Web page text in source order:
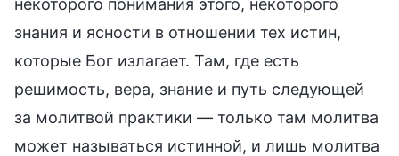
знания и ясности в отношении тех истин,
которые Бог излагает. Там, где есть
решимость, вера, знание и путь следующей
за молитвой практики — только там молитва
может называться истинной, и лишь молитва